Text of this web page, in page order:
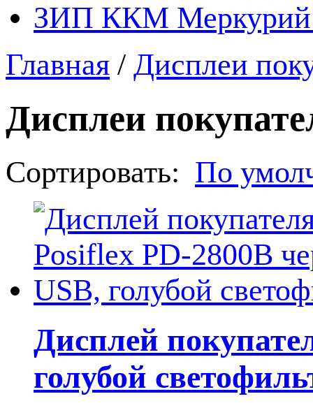
ЗИП ККМ Меркурий
Главная / Дисплеи
Дисплеи
Сортировать: По
Дисплей
голубой